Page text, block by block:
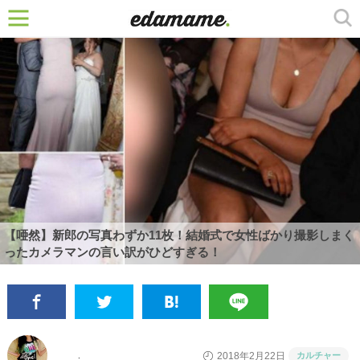
【唖然】新郎の写真わずか11枚！結婚式で女性ばかり撮影しまく
ったカメラマンの言い訳がひどすぎる！
2018年2月22日 カルチャー